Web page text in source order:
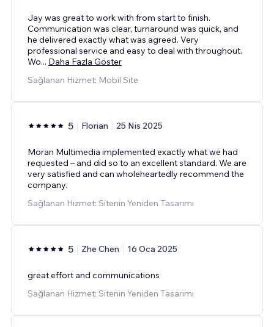
Jay was great to work with from start to finish.
Communication was clear, turnaround was quick, and
he delivered exactly what was agreed. Very
professional service and easy to deal with throughout.
Wo... Daha Fazla Göster
Sağlanan Hizmet: Mobil Site
5 Florian 25 Nis 2025
Moran Multimedia implemented exactly what we had
requested – and did so to an excellent standard. We are
very satisfied and can wholeheartedly recommend the
company.
Sağlanan Hizmet: Sitenin Yeniden Tasarımı
5 Zhe Chen 16 Oca 2025
great effort and communications
Sağlanan Hizmet: Sitenin Yeniden Tasarımı